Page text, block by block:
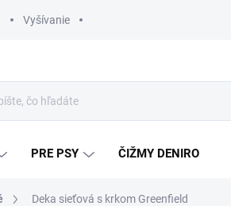
Vyšívanie
PRE PSY ČIŽMY DENIRO
Deka sieťová s krkom Greenfield